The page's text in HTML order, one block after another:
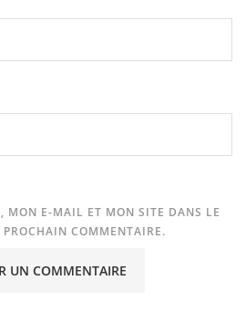
MON E-MAIL ET MON SITE DANS LE
COMMENTAIRE.